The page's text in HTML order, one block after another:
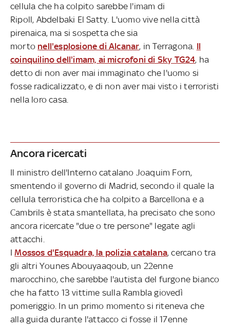
cellula che ha colpito sarebbe l'imam di
Ripoll, Abdelbaki El Satty. L'uomo vive nella città
pirenaica, ma si sospetta che sia
morto nell'esplosione di Alcanar, in Terragona. Il
coinquilino dell'imam, ai microfoni di Sky TG24, ha
detto di non aver mai immaginato che l'uomo si
fosse radicalizzato, e di non aver mai visto i terroristi
nella loro casa.
Ancora ricercati
Il ministro dell'Interno catalano Joaquim Forn,
smentendo il governo di Madrid, secondo il quale la
cellula terroristica che ha colpito a Barcellona e a
Cambrils è stata smantellata, ha precisato che sono
ancora ricercate "due o tre persone" legate agli
attacchi.
IMossos d'Esquadra, la polizia catalana, cercano tra
gli altri Younes Abouyaaqoub, un 22enne
marocchino, che sarebbe l'autista del furgone bianco
che ha fatto 13 vittime sulla Rambla giovedì
pomeriggio. In un primo momento si riteneva che
alla guida durante l'attacco ci fosse il 17enne